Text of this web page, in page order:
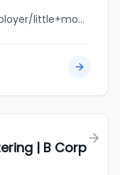
jobbank.gc.ca/browsejobs/employer/little+mountain+greenhouses+inc/ca
| B Corp